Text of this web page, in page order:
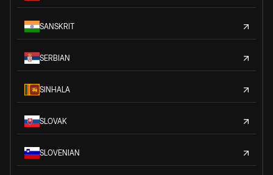
SANSKRIT
SERBIAN
SINHALA
SLOVAK
SLOVENIAN